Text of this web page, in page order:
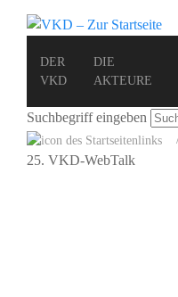
DER
VKD
DIE
AKTEURE
Suchbegriff eingeben
25. VKD-WebTalk